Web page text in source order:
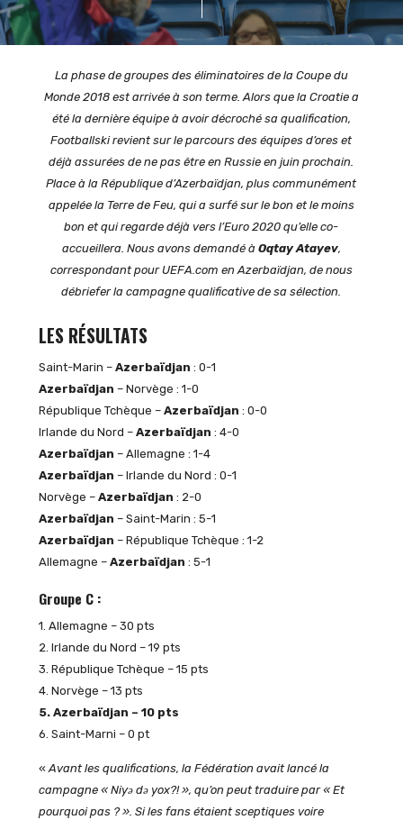
La phase de groupes des éliminatoires de la Coupe du
Monde 2018 est arrivée à son terme. Alors que la Croatie a
été la dernière équipe à avoir décroché sa qualification,
Footballski revient sur le parcours des équipes d’ores et
déjà assurées de ne pas être en Russie en juin prochain.
Place à la République d’Azerbaïdjan, plus communément
appelée la Terre de Feu, qui a surfé sur le bon et le moins
bon et qui regarde déjà vers l’Euro 2020 qu’elle co-
accueillera. Nous avons demandé à Oqtay Atayev,
correspondant pour UEFA.com en Azerbaïdjan, de nous
débriefer la campagne qualificative de sa sélection.
LES RÉSULTATS
Saint-Marin – Azerbaïdjan : 0-1
Azerbaïdjan – Norvège : 1-0
République Tchèque – Azerbaïdjan : 0-0
Irlande du Nord – Azerbaïdjan : 4-0
Azerbaïdjan – Allemagne : 1-4
Azerbaïdjan – Irlande du Nord : 0-1
Norvège – Azerbaïdjan : 2-0
Azerbaïdjan – Saint-Marin : 5-1
Azerbaïdjan – République Tchèque : 1-2
Allemagne – Azerbaïdjan : 5-1
Groupe C :
1. Allemagne – 30 pts
2. Irlande du Nord – 19 pts
3. République Tchèque – 15 pts
4. Norvège – 13 pts
5. Azerbaïdjan – 10 pts
6. Saint-Marni – 0 pt
«Avant les qualifications, la Fédération avait lancé la
campagne « Niyə də yox?! », qu’on peut traduire par « Et
pourquoi pas ? ». Si les fans étaient sceptiques voire